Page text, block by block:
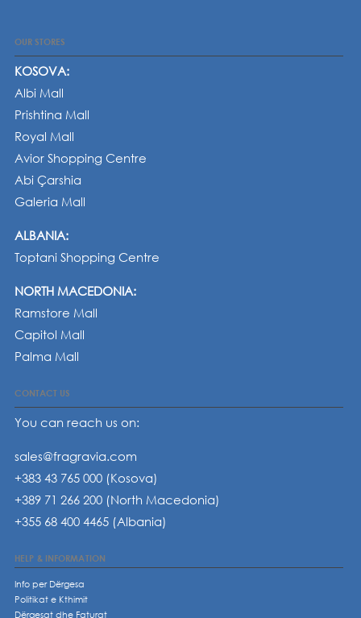
OUR STORES
KOSOVA:
Albi Mall
Prishtina Mall
Royal Mall
Avior Shopping Centre
Abi Çarshia
Galeria Mall
ALBANIA:
Toptani Shopping Centre
NORTH MACEDONIA:
Ramstore Mall
Capitol Mall
Palma Mall
CONTACT US
You can reach us on:
sales@fragravia.com
+383 43 765 000 (Kosova)
+389 71 266 200 (North Macedonia)
+355 68 400 4465 (Albania)
HELP & INFORMATION
Info per Dërgesa
Politikat e Kthimit
Dërgesat dhe Faturat